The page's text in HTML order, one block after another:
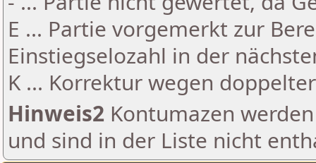
E ... Partie vorgemerkt zur
Einstiegselozahl in der
K ... Korrektur wegen
Hinweis2 Kontumazen
und sind in der Liste nicht